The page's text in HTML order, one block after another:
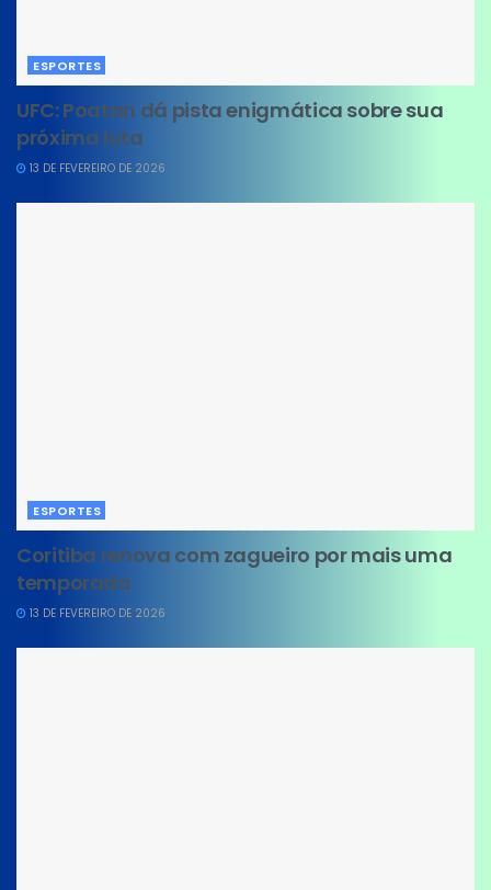
ESPORTES
UFC: Poatan dá pista enigmática sobre sua
próxima luta
13 DE FEVEREIRO DE 2026
ESPORTES
Coritiba renova com zagueiro por mais uma
temporada
13 DE FEVEREIRO DE 2026